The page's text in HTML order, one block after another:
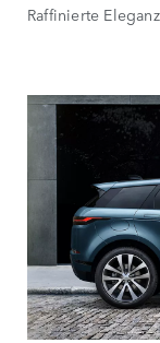
Raffinierte